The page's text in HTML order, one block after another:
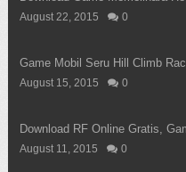
August 22, 2015 0
Game Mobil Seru Hill Climb
August 15, 2015 0
Download RF Online Gratis,
August 11, 2015 0